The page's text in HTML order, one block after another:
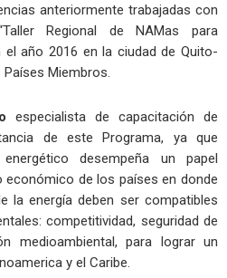
anteriormente trabajadas con
Regional de NAMas para
el año 2016 en la ciudad de Quito-
Miembros.
especialista de capacitación de
de este Programa, ya que
desempeña un papel
económico de los países en donde
la energía deben ser compatibles
competitividad, seguridad de
medioambiental, para lograr un
y el Caribe.